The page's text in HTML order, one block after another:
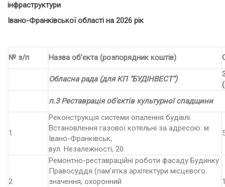
інфраструктури
Івано-Франківської області на 2026 рік
№ з/п Назва об’єкта (розпорядник коштів)
Обласна рада (для КП “БУДІНВЕСТ”)
п.3 Реставрація об’єктів культурної спадщини
1
Реконструкція системи опалення будівлі.
Встановлення газової котельні за адресою: м.
Івано-Франківськ,
вул. Незалежності, 20
2
Ремонтно-реставраційні роботи фасаду Будинку
Правосуддя (пам’ятка архітектури місцевого
значення, охоронний